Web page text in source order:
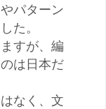
パターン
た。
すが、編
は日本だ
なく、文